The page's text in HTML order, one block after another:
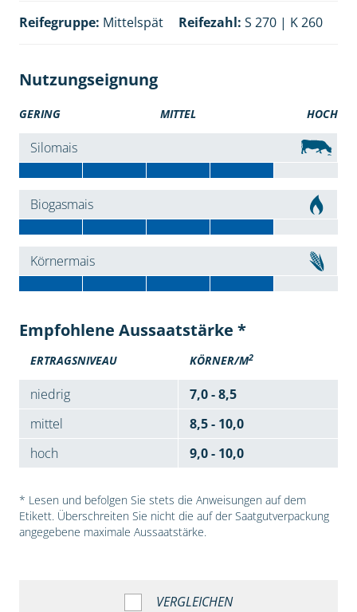
Reifegruppe: Mittelspät Reifezahl: S 270 | K 260
Nutzungseignung
GERING MITTEL HOCH
Silomais
Biogasmais
Körnermais
Empfohlene Aussaatstärke *
ERTRAGSNIVEAU KÖRNER/M2
niedrig
7,0 - 8,5
mittel
8,5 - 10,0
hoch
9,0 - 10,0
* Lesen und befolgen Sie stets die Anweisungen auf dem
Etikett. Überschreiten Sie nicht die auf der Saatgutverpackung
angegebene maximale Aussaatstärke.
VERGLEICHEN